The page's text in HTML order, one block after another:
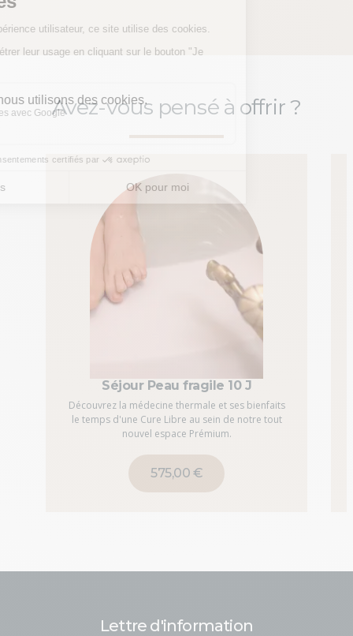
Avez-vous pensé à offrir ?
Séjour Peau fragile 10 J
Découvrez la médecine thermale et ses bienfaits
le temps d'une Cure Libre au sein de notre tout
nouvel espace Prémium.
575,00 €
Lettre d'information